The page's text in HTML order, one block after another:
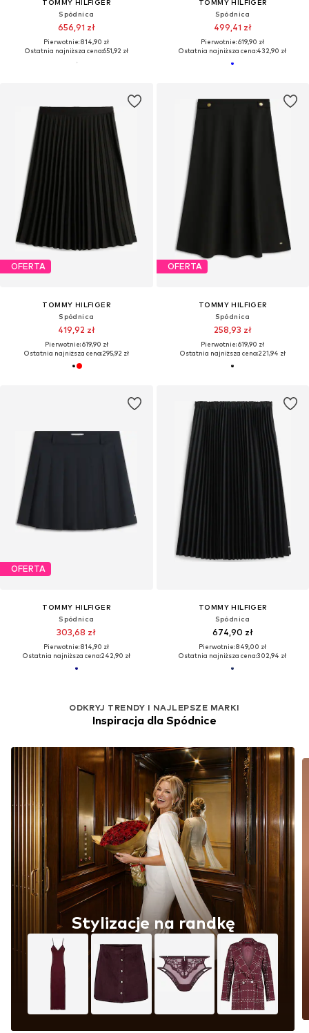
TOMMY HILFIGER
Spódnica
656,91 zł
Pierwotnie: 814,90 zł
Ostatnia najniższa cena:651,92 zł
TOMMY HILFIGER
Spódnica
499,41 zł
Pierwotnie: 619,90 zł
Ostatnia najniższa cena:432,90 zł
OFERTA
TOMMY HILFIGER
Spódnica
419,92 zł
Pierwotnie: 619,90 zł
Ostatnia najniższa cena:295,92 zł
OFERTA
TOMMY HILFIGER
Spódnica
258,93 zł
Pierwotnie: 619,90 zł
Ostatnia najniższa cena:221,94 zł
OFERTA
TOMMY HILFIGER
Spódnica
303,68 zł
Pierwotnie: 814,90 zł
Ostatnia najniższa cena:242,90 zł
TOMMY HILFIGER
Spódnica
674,90 zł
Pierwotnie: 849,00 zł
Ostatnia najniższa cena:302,94 zł
ODKRYJ TRENDY I NAJLEPSZE MARKI
Inspiracja dla Spódnice
Stylizacje na randkę